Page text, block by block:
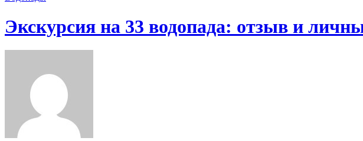
Экскурсия на 33 водопада: отзыв и